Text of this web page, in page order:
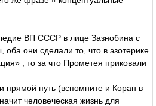
ВП СССР в лице Зазнобина с
они сделали то, что в эзотерике
, то за что Прометея приковали
прямой путь (вспомните и Коран в
человеческая жизнь для